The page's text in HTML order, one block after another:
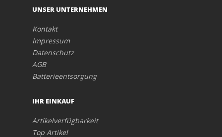
UNSER UNTERNEHMEN
Kontakt
Impressum
Datenschutz
AGB
Batterieentsorgung
IHR EINKAUF
Artikelverfügbarkeit
Top Artikel